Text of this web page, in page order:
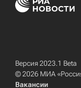
Версия 2023.1 Beta
© 2026 МИА
Вакансии